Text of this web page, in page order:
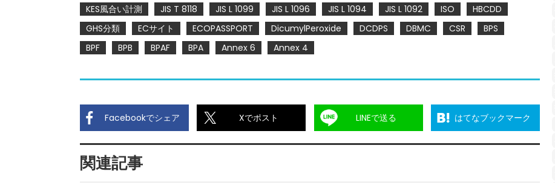
KES風合い計測
JIS T 8118 JIS L 1099 JIS L 1096 JIS L 1094 JIS L 1092 ISO
HBCDD
GHS分類
ECサイト ECOPASSPORT DicumylPeroxide DCDPS DBMC CSR
BPS
BPF
BPB BPAF BPA Annex 6 Annex 4
Facebookでシェア Xでポスト LINEで送る はてなブックマーク
関連記事